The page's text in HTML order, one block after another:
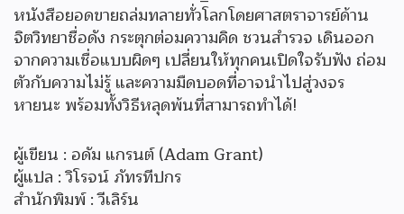
หนังสือยอดขายถล่มทลายทั่วโลกโดยศาสตราจารย์ด้าน
จิตวิทยาชื่อดัง กระตุกต่อมความคิด ชวนสำรวจ เดินออก
จากความเชื่อแบบผิดๆ เปลี่ยนให้ทุกคนเปิดใจรับฟัง ถ่อม
ตัวกับความไม่รู้ และความมืดบอดที่อาจนำไปสู่วงจร
หายนะ พร้อมทั้งวิธีหลุดพ้นที่สามารถทำได้!
ผู้เขียน : อดัม แกรนต์ (Adam Grant)
ผู้แปล : วิโรจน์ ภัทรทีปกร
สำนักพิมพ์ : วีเลิร์น